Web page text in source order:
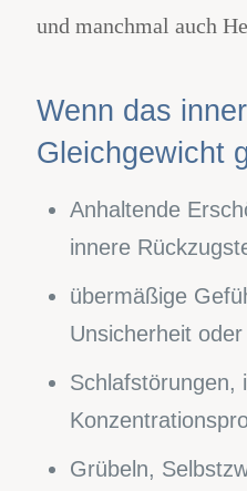
und manchmal auch
Wenn das
Gleichgewicht
Anhaltende
innere
übermäßige
Unsicherheit
Schlafstörungen,
Grübeln,